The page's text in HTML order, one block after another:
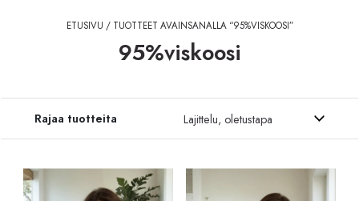
ETUSIVU / TUOTTEET AVAINSANALLA “95%VISKOOSI”
95%viskoosi
Siirry tuotteisiin
Rajaa tuotteita